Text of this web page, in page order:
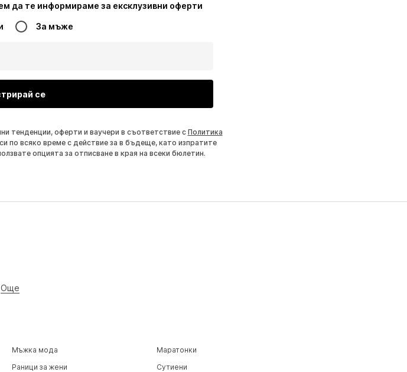
да те информираме за ексклузивни оферти
За мъже
се
тенденции, оферти и ваучери в съответствие с Политика
по всяко време с действие за в бъдеще, като изпратите
опцията за отписване в края на всеки бюлетин.
Мъжка мода
Маратонки
Раници за жени
Сутиени
Още